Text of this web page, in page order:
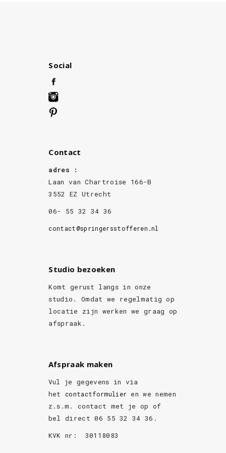
Social
Contact
adres :
Laan van Chartroise 166-B
3552 EZ Utrecht
06- 55 32 34 36
contact@springersstofferen.nl
Studio bezoeken
Komt gerust langs in onze
studio. Omdat we regelmatig op
locatie zijn werken we graag op
afspraak.
Afspraak maken
Vul je gegevens in via
het contactformulier en we nemen
z.s.m. contact met je op of
bel direct 06 55 32 34 36.
KVK nr: 30118083